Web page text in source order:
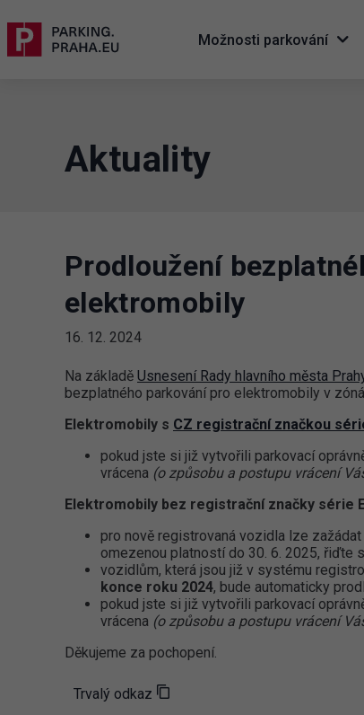
Možnosti parkování
Aktuality
Prodloužení
elektromobily
16. 12. 2024
Na základě Usnesení Rady hlavního města
bezplatného parkování pro elektromobily v
Elektromobily s CZ registrační značkou
pokud jste si již vytvořili parkovací
vrácena (o způsobu a postupu vrácení
Elektromobily bez registrační značky série
pro nově registrovaná vozidla lze
omezenou platností do 30. 6. 2025, řiďte
vozidlům, která jsou již v systému
konce roku 2024, bude automaticky
pokud jste si již vytvořili parkovací
vrácena (o způsobu a postupu vrácení
Děkujeme za pochopení.
Trvalý odkaz